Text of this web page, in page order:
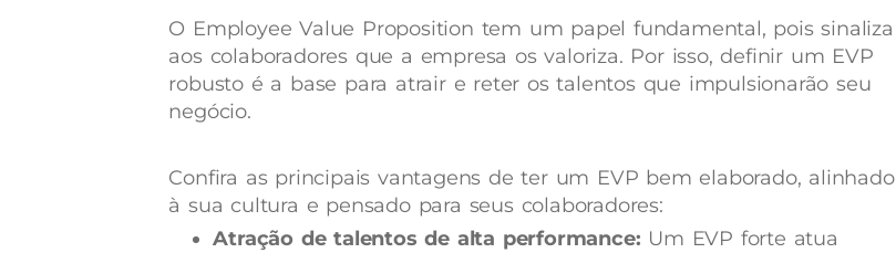
O Employee Value Proposition tem um papel fundamental, pois sinaliza
aos colaboradores que a empresa os valoriza. Por isso, definir um EVP
robusto é a base para atrair e reter os talentos que impulsionarão seu
negócio.
Confira as principais vantagens de ter um EVP bem elaborado, alinhado
à sua cultura e pensado para seus colaboradores:
Atração de talentos de alta performance: Um EVP forte atua